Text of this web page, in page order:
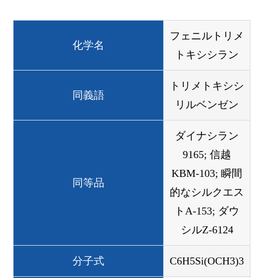
化学名
フェニルトリメ
トキシシラン
同義語
トリメトキシシ
リルベンゼン
同等品
ダイナシラン
9165; 信越
KBM-103; 瞬間
的なシルクエス
トA-153; ダウ
シルZ-6124
分子式 C6H5Si(OCH3)3